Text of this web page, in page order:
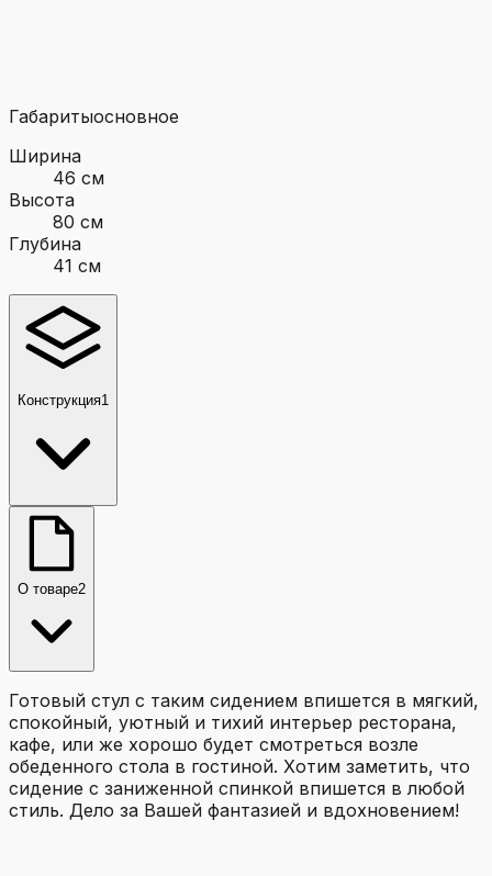
Габаритыосновное
Ширина
46 см
Высота
80 см
Глубина
41 см
Конструкция1
О товаре2
Готовый стул с таким сидением впишется в мягкий,
спокойный, уютный и тихий интерьер ресторана,
кафе, или же хорошо будет смотреться возле
обеденного стола в гостиной. Хотим заметить, что
сидение с заниженной спинкой впишется в любой
стиль. Дело за Вашей фантазией и вдохновением!